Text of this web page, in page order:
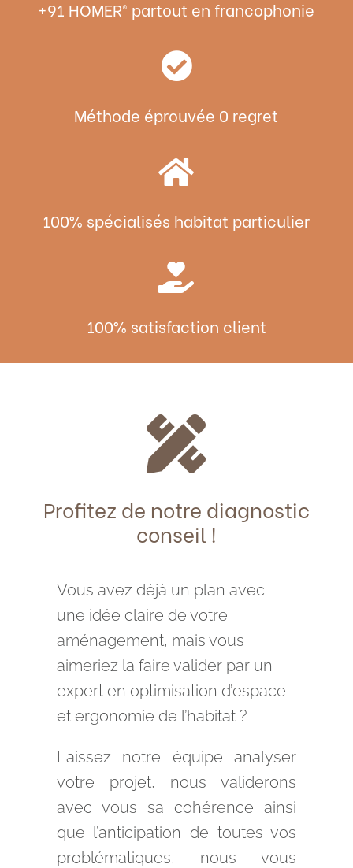
+91 HOMER® partout en francophonie

Méthode éprouvée 0 regret

100% spécialisés habitat particulier

100% satisfaction client

Profitez de notre diagnostic
conseil !
Vous avez déjà un plan avec
une idée claire de votre
aménagement, mais vous
aimeriez la faire valider par un
expert en optimisation d’espace
et ergonomie de l’habitat ?
Laissez notre équipe analyser
votre projet, nous validerons
avec vous sa cohérence ainsi
que l’anticipation de toutes vos
problématiques, nous vous